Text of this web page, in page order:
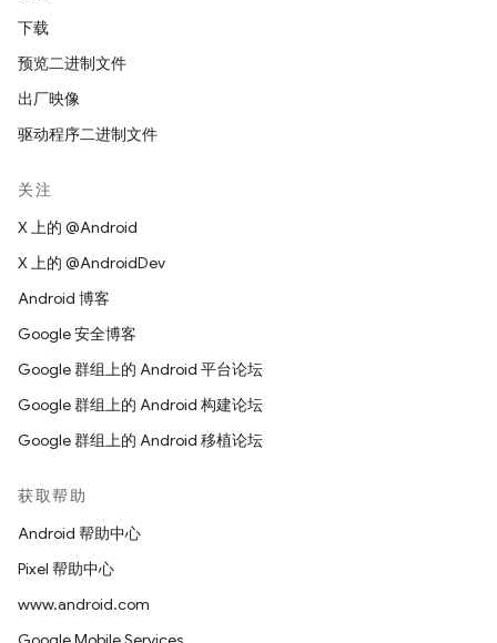
下载
预览二进制文件
出厂映像
驱动程序二进制文件
关注
X 上的 @Android
X 上的 @AndroidDev
Android 博客
Google 安全博客
Google 群组上的 Android 平台论坛
Google 群组上的 Android 构建论坛
Google 群组上的 Android 移植论坛
获取帮助
Android 帮助中心
Pixel 帮助中心
www.android.com